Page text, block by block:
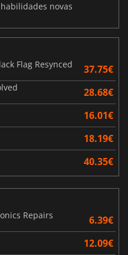
novas
Flag Resynced
37.75€
28.68€
16.01€
18.19€
40.35€
Repairs
6.39€
12.09€